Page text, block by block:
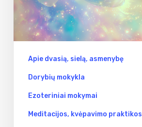
Apie dvasią, sielą, asmenybę
Dorybių mokykla
Ezoteriniai mokymai
Meditacijos, kvėpavimo praktikos